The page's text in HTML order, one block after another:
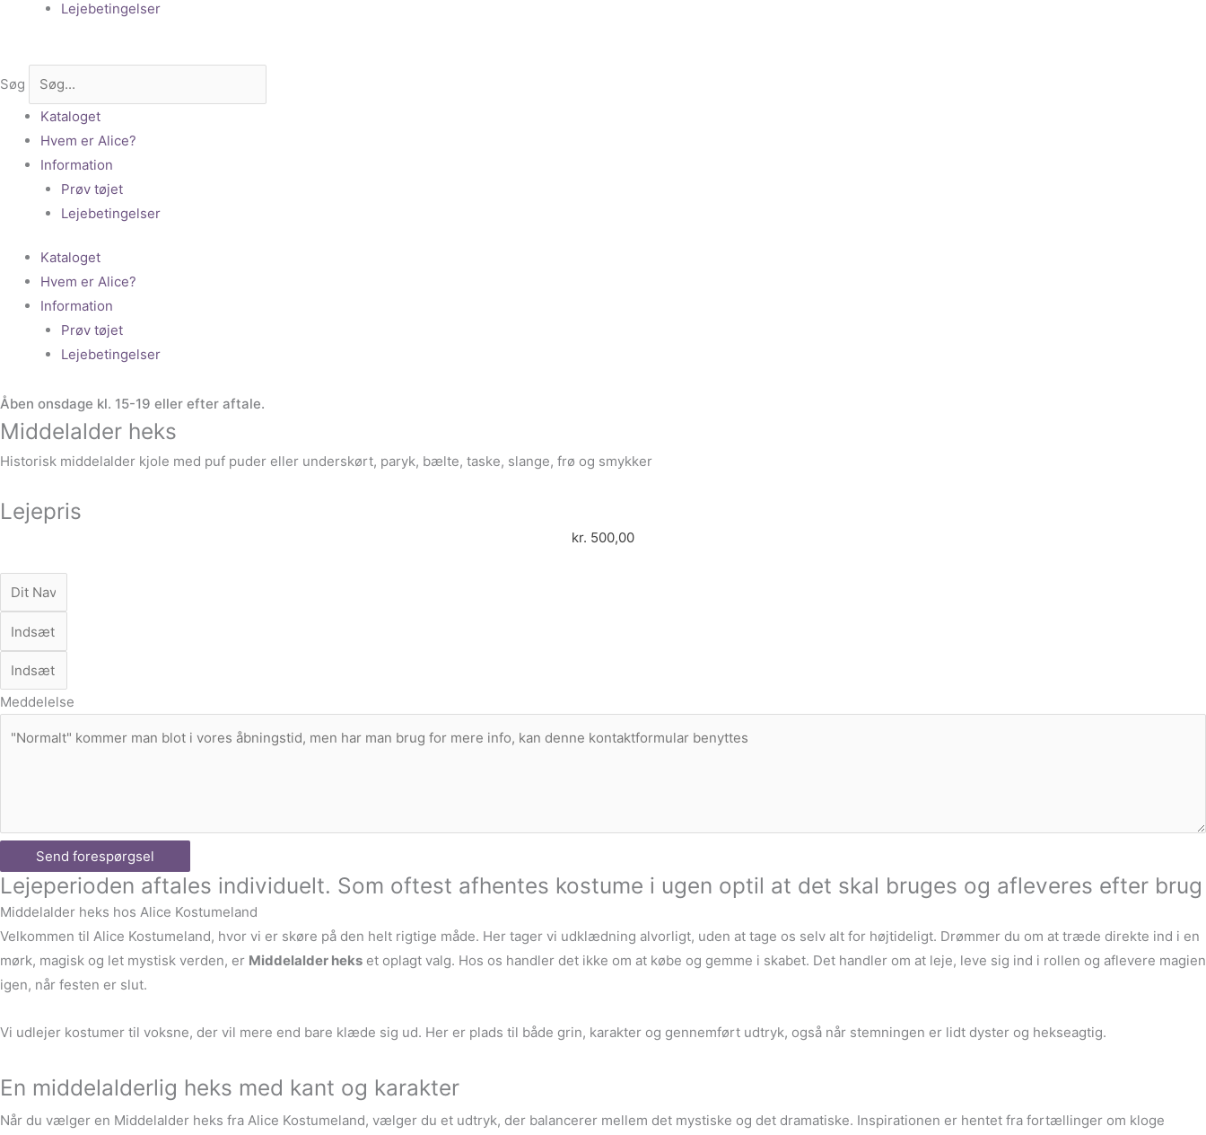
Lejebetingelser
Søg
Kataloget
Hvem er Alice?
Information
Prøv tøjet
Lejebetingelser
Kataloget
Hvem er Alice?
Information
Prøv tøjet
Lejebetingelser
Åben onsdage kl. 15-19 eller efter aftale.
Middelalder heks
Historisk middelalder kjole med puf puder eller underskørt, paryk, bælte, taske, slange, frø og smykker
Lejepris
kr. 500,00
Meddelelse
Send forespørgsel
Lejeperioden aftales individuelt. Som oftest afhentes kostume i ugen optil at det skal bruges og afleveres efter brug
Middelalder heks hos Alice Kostumeland
Velkommen til Alice Kostumeland, hvor vi er skøre på den helt rigtige måde. Her tager vi udklædning alvorligt, uden at tage os selv alt for højtideligt. Drømmer du om at træde direkte ind i en
mørk, magisk og let mystisk verden, er Middelalder heks et oplagt valg. Hos os handler det ikke om at købe og gemme i skabet. Det handler om at leje, leve sig ind i rollen og aflevere magien
igen, når festen er slut.
Vi udlejer kostumer til voksne, der vil mere end bare klæde sig ud. Her er plads til både grin, karakter og gennemført udtryk, også når stemningen er lidt dyster og hekseagtig.
En middelalderlig heks med kant og karakter
Når du vælger en Middelalder heks fra Alice Kostumeland, vælger du et udtryk, der balancerer mellem det mystiske og det dramatiske. Inspirationen er hentet fra fortællinger om kloge